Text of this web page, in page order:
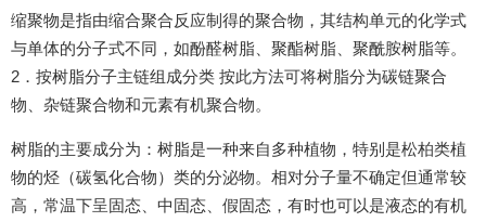
缩聚物是指由缩合聚合反应制得的聚合物，其结构单元的化学式
与单体的分子式不同，如酚醛树脂、聚酯树脂、聚酰胺树脂等。
2．按树脂分子主链组成分类 按此方法可将树脂分为碳链聚合
物、杂链聚合物和元素有机聚合物。
树脂的主要成分为：树脂是一种来自多种植物，特别是松柏类植
物的烃（碳氢化合物）类的分泌物。相对分子量不确定但通常较
高，常温下呈固态、中固态、假固态，有时也可以是液态的有机